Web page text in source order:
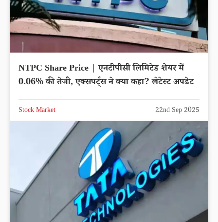
NTPC Share Price | एनटीपीसी लिमिटेड शेयर में
0.06% की तेजी, एक्सपर्ट्स ने क्या कहा? लेटेस्ट अपडेट
Stock Market 22nd Sep 2025